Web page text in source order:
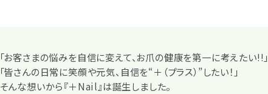
「お客さまの悩みを自信に変えて、お爪の健康を第一に考えたい!!」
「皆さんの日常に笑顔や元気、自信を“＋（プラス）”したい！」
そんな想いから『＋Nail』は誕生しました。